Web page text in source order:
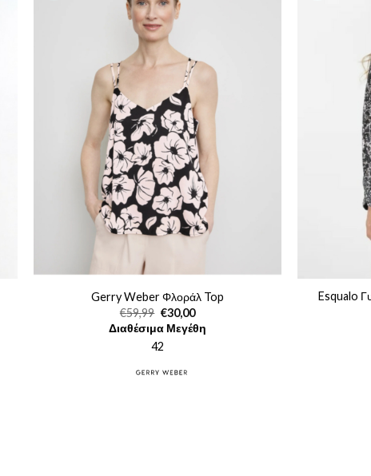
Gerry Weber Φλοράλ Top
€59,99 Original
price
was:
€59,99.
€30,00Η
τρέχουσα
τιμή
Διαθέσιμα Μεγέθη
42
Esqualo